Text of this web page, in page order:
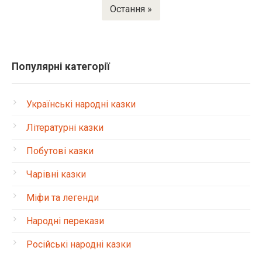
Остання »
Популярні категорії
Українські народні казки
Літературні казки
Побутові казки
Чарівні казки
Міфи та легенди
Народні перекази
Російські народні казки